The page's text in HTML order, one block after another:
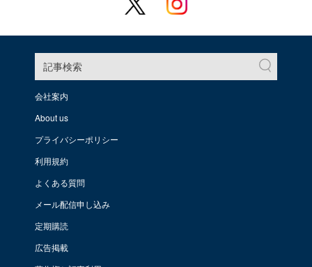
記事検索
会社案内
About us
プライバシーポリシー
利用規約
よくある質問
メール配信申し込み
定期購読
広告掲載